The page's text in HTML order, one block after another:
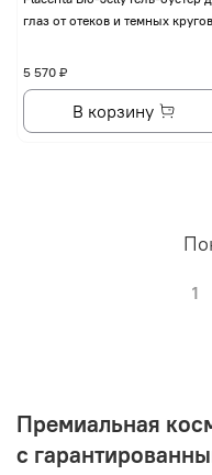
глаз от отеков и темных кругов
5 570 ₽
В корзину
1
Премиальная
с